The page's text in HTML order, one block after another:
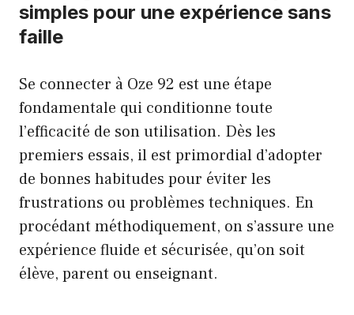
simples pour une expérience sans
faille
Se connecter à Oze 92 est une étape
fondamentale qui conditionne toute
l’efficacité de son utilisation. Dès les
premiers essais, il est primordial d’adopter
de bonnes habitudes pour éviter les
frustrations ou problèmes techniques. En
procédant méthodiquement, on s’assure une
expérience fluide et sécurisée, qu’on soit
élève, parent ou enseignant.